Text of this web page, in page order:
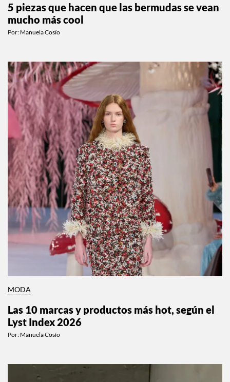
5 piezas que hacen que las bermudas se vean
mucho más cool
Por: Manuela Cosío
MODA
Las 10 marcas y productos más hot, según el
Lyst Index 2026
Por: Manuela Cosío